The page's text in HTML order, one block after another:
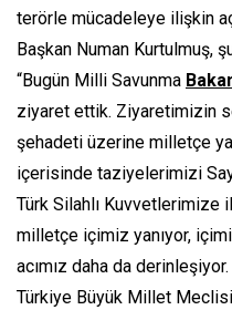
terörle mücadeleye ilişkin
Başkan Numan Kurtulmuş,
“Bugün Milli Savunma
ziyaret ettik. Ziyaretimizin
şehadeti üzerine milletçe
içerisinde taziyelerimizi
Türk Silahlı Kuvvetlerimize
milletçe içimiz yanıyor,
acımız daha da
Türkiye Büyük Millet